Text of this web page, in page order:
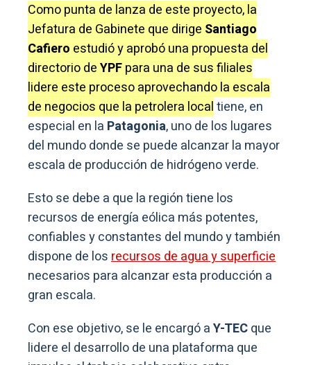
Como punta de lanza de este proyecto, la
Jefatura de Gabinete que dirige Santiago
Cafiero estudió y aprobó una propuesta del
directorio deYPFpara una de sus filiales
lidere este proceso aprovechando la escala
de negocios que la petrolera localtiene, en
especial en la Patagonia, uno de los lugares
del mundo donde se puede alcanzar la mayor
escala de producción de hidrógeno verde.
Esto se debe a que la región tiene los
recursos de energía eólica más potentes,
confiables y constantes del mundo y también
dispone de losrecursos de agua y superficie
necesarios para alcanzar esta producción a
gran escala.
Con ese objetivo, se le encargó aY-TECque
lidere el desarrollo de una plataforma que